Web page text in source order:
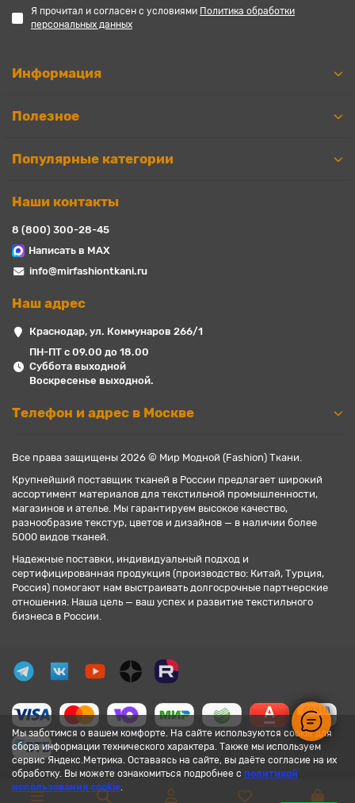
Мы заботимся о вашем комфорте. На сайте используются cookie для
сбора информации технического характера. Также мы используем
сервис Яндекс.Метрика. Оставаясь на сайте, вы даёте согласие на их
обработку. Вы можете ознакомиться подробнее с политикой
использования cookie.
Я прочитал и согласен с условиями Политика обработки
персональных данных
Информация
Полезное
Популярные категории
Наши контакты
8 (800) 300-28-45
Написать в MAX
info@mirfashiontkani.ru
Наш адрес
Краснодар, ул. Коммунаров 266/1
ПН-ПТ с 09.00 до 18.00
Суббота выходной
Воскресенье выходной.
Телефон и адрес в Москве
Все права защищены 2026 © Мир Модной (Fashion) Ткани.
Крупнейший поставщик тканей в России предлагает широкий
ассортимент материалов для текстильной промышленности,
магазинов и ателье. Мы гарантируем высокое качество,
разнообразие текстур, цветов и дизайнов — в наличии более
5000 видов тканей.
Надежные поставки, индивидуальный подход и
сертифицированная продукция (производство: Китай, Турция,
Россия) помогают нам выстраивать долгосрочные партнерские
отношения. Наша цель — ваш успех и развитие текстильного
бизнеса в России.